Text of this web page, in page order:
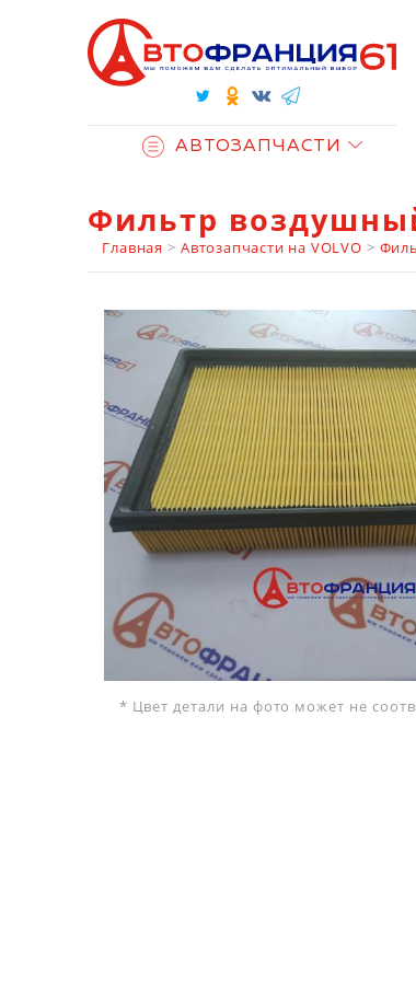
АВТОЗАПЧАСТИ
Фильтр воздушный
Главная > Автозапчасти на VOLVO >
* Цвет детали на фото может не